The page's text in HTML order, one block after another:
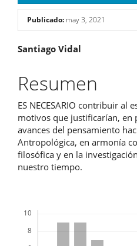
Publicado: may 3, 2021
Contenido
principal
del
artículo
Santiago Vidal
Resumen
ES NECESARIO contribuir al
motivos que justificarían, en
avances del pensamiento
Antropológica, en armonía
filosófica y en la
nuestro tiempo.